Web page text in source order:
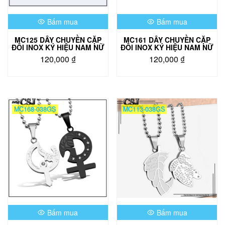
Bấm mua
MC125 DÂY CHUYỀN CẶP
ĐÔI INOX KÝ HIỆU NAM NỮ
120,000 ₫
Bấm mua
MC161 DÂY CHUYỀN CẶP
ĐÔI INOX KÝ HIỆU NAM NỮ
120,000 ₫
MC168-038GS
Bấm mua
MC113-038GS
Bấm mua